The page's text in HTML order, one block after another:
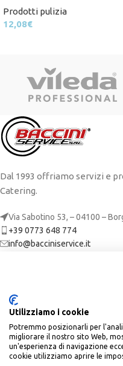
Prodotti pulizia
12,08€
Dal 1993 offriamo servizi e
Catering.
Via Sabotino 53, – 04100 –
+39 0773 648 774
info@bacciniservice.it
CATEGORIE
ACCOUNT
Baccini Service| P.Iva:
Utilizziamo i cookie
Potremmo posizionarli per
migliorare il nostro sito Web,
un'esperienza di navigazione
cookie utilizziamo aprire le